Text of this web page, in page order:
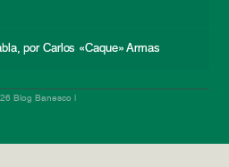
por Carlos «Caque» Armas
Blog Banesco |